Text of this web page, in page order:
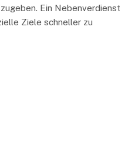
Ein Nebenverdienst
Ziele schneller zu